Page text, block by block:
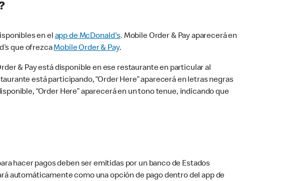
en elapp de McDonald's. Mobile Order & Pay aparecerá en
que ofrezcaMobile Order & Pay.
& Pay está disponible en ese restaurante en particular al
está participando, “Order Here” aparecerá en letras negras
“Order Here” aparecerá en un tono tenue, indicando que
hacer pagos deben ser emitidas por un banco de Estados
automáticamente como una opción de pago dentro del app de